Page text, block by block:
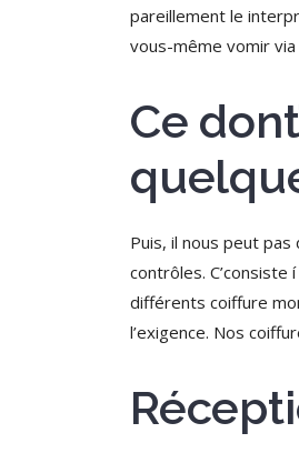
pareillement le
vous-même vomir
Ce
Puis, il nous peut
contrôles.
différents coiffure
l’exigence. Nos